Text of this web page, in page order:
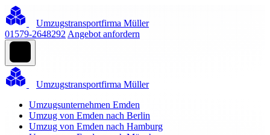
Umzugstransportfirma Müller
01579-2648292 Angebot anfordern
Umzugstransportfirma Müller
Umzugsunternehmen Emden
Umzug von Emden nach Berlin
Umzug von Emden nach Hamburg